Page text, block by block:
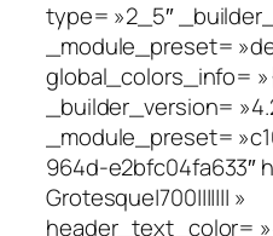
type= »2_5″
_module_preset=
global_colors_info=
_builder_version=
_module_preset=
964d-e2bfc04fa633″
Grotesque|700||||||| »
header_text_color=